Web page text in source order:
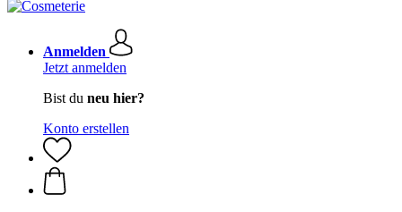
Anmelden
Jetzt anmelden
Bist du neu hier?
Konto erstellen